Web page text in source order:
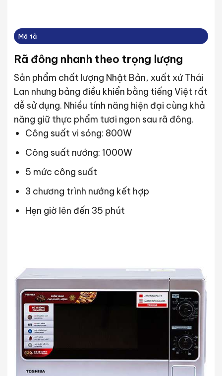
Mô tả
Rã đông nhanh theo trọng lượng
Sản phẩm chất lượng Nhật Bản, xuất xứ Thái
Lan nhưng bảng điều khiển bằng tiếng Việt rất
dễ sử dụng. Nhiều tính năng hiện đại cùng khả
năng giữ thực phẩm tươi ngon sau rã đông.
Công suất vi sóng: 800W
Công suất nướng: 1000W
5 mức công suất
3 chương trình nướng kết hợp
Hẹn giờ lên đến 35 phút